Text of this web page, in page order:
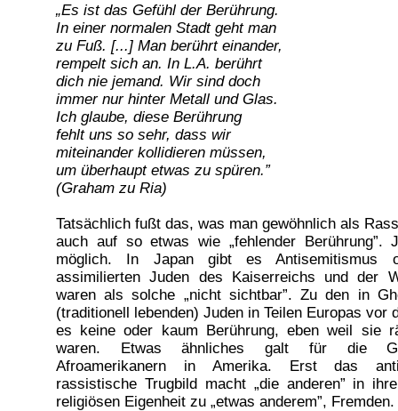
„Es ist das Gefühl der Berührung.
In einer normalen Stadt geht man
zu Fuß. [...] Man berührt einander,
rempelt sich an. In L.A. berührt
dich nie jemand. Wir sind doch
immer nur hinter Metall und Glas.
Ich glaube, diese Berührung
fehlt uns so sehr, dass wir
miteinander kollidieren müssen,
um überhaupt etwas zu spüren.”
(Graham zu Ria)
Tatsächlich fußt das, was man gewöhnlich als
auch auf so etwas wie „fehlender Berührung”.
möglich. In Japan gibt es Antisemitismus
assimilierten Juden des Kaiserreichs und der
waren als solche „nicht sichtbar”. Zu den in
(traditionell lebenden) Juden in Teilen Europas vor
es keine oder kaum Berührung, eben weil sie
waren. Etwas ähnliches galt für die
Afroamerikanern in Amerika. Erst das
rassistische Trugbild macht „die anderen” in
religiösen Eigenheit zu „etwas anderem”, Fremden.